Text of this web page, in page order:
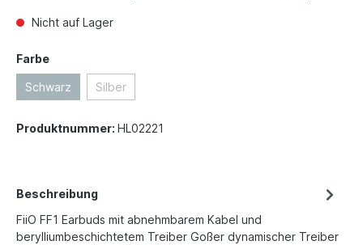
Nicht auf Lager
Farbe
Schwarz Silber
Produktnummer: HL02221
Beschreibung
FiiO FF1 Earbuds mit abnehmbarem Kabel und
berylliumbeschichtetem Treiber Goßer dynamischer Treiber